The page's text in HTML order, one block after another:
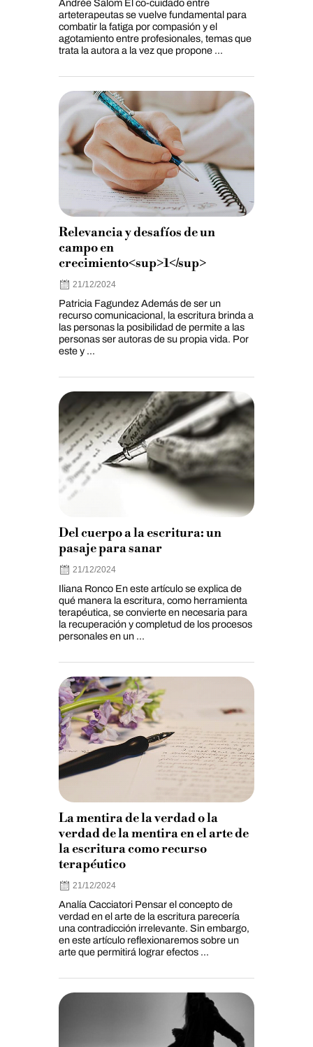
Andrée Salom El co-cuidado entre
arteterapeutas se vuelve fundamental para
combatir la fatiga por compasión y el
agotamiento entre profesionales, temas que
trata la autora a la vez que propone ...
Relevancia y desafíos de un
campo en
crecimiento<sup>1</sup>
21/12/2024
Patricia Fagundez Además de ser un
recurso comunicacional, la escritura brinda a
las personas la posibilidad de permite a las
personas ser autoras de su propia vida. Por
este y ...
Del cuerpo a la escritura: un
pasaje para sanar
21/12/2024
Iliana Ronco En este artículo se explica de
qué manera la escritura, como herramienta
terapéutica, se convierte en necesaria para
la recuperación y completud de los procesos
personales en un ...
La mentira de la verdad o la
verdad de la mentira en el arte de
la escritura como recurso
terapéutico
21/12/2024
Analía Cacciatori Pensar el concepto de
verdad en el arte de la escritura parecería
una contradicción irrelevante. Sin embargo,
en este artículo reflexionaremos sobre un
arte que permitirá lograr efectos ...